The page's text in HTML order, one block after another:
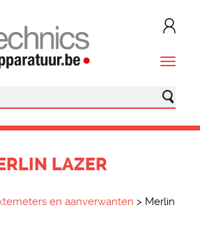
LAZER
en aanverwanten > Merlin